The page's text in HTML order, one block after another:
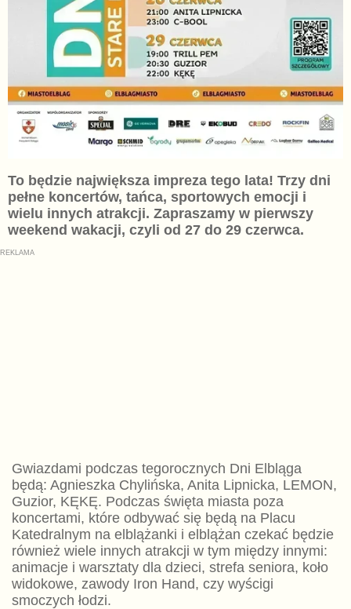
To będzie największa impreza tego lata! Trzy dni
pełne koncertów, tańca, sportowych emocji i
wielu innych atrakcji. Zapraszamy w pierwszy
weekend wakacji, czyli od 27 do 29 czerwca.
Gwiazdami podczas tegorocznych Dni Elbląga
będą: Agnieszka Chylińska, Anita Lipnicka, LEMON,
Guzior, KĘKĘ. Podczas święta miasta poza
koncertami, które odbywać się będą na Placu
Katedralnym na elblążanki i elblążan czekać będzie
również wiele innych atrakcji w tym między innymi:
animacje i warsztaty dla dzieci, strefa seniora, koło
widokowe, zawody Iron Hand, czy wyścigi
smoczych łodzi.